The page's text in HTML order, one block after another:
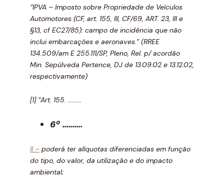
“IPVA – Imposto sobre Propriedade de Veículos
Automotores (CF, art. 155, III, CF/69, ART. 23, III e
§13, cf EC27/85): campo de incidência que não
inclui embarcações e aeronaves.” (RREE
134.509/am E 255.111/SP, Pleno, Rel. p/ acordão
Min. Sepúlveda Pertence, DJ de 13.09.02 e 13.12.02,
respectivamente)
[1] “Art. 155. ……….
6º ……….
II – poderá ter alíquotas diferenciadas em função
do tipo, do valor, da utilização e do impacto
ambiental;